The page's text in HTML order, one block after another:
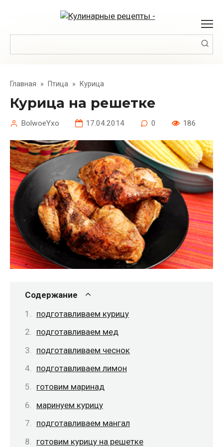
Главная » Птица » Курица
Курица на решетке
BolwoeYxo 17.04.2014 0 186
Содержание
подготавливаем курицу
подготавливаем мед
подготавливаем чеснок
подготавливаем лимон
готовим маринад
маринуем курицу
подготавливаем мангал
готовим курицу на решетке